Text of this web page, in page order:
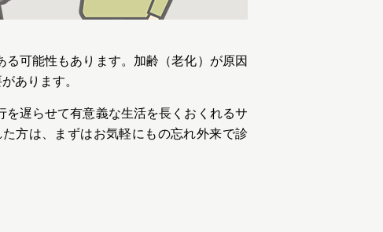
可能性もあります。加齢（老化）が原因
あります。
遅らせて有意義な生活を長くおくれるサ
方は、まずはお気軽にもの忘れ外来で診